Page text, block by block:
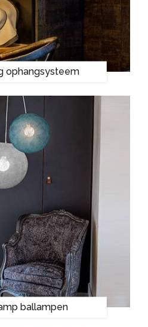
ophangsysteem
ballampen